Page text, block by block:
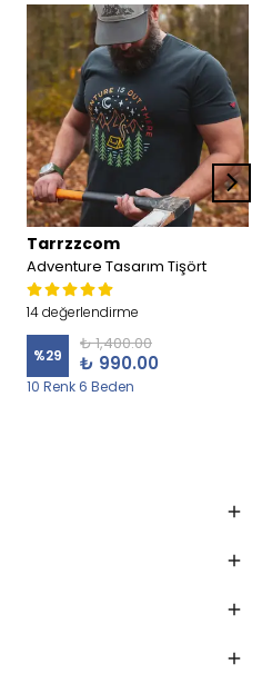
Tarrzzcom
Adventure Tasarım Tişört
14 değerlendirme
%29
₺ 1,400.00
₺ 990.00
10 Renk 6 Beden